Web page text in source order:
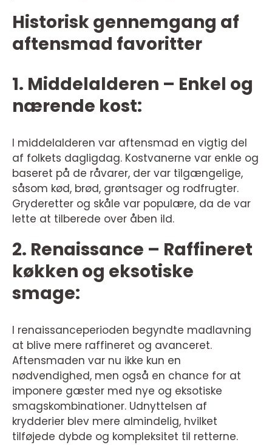
Historisk gennemgang af
aftensmad favoritter
1. Middelalderen – Enkel og
nærende kost:
I middelalderen var aftensmad en vigtig del
af folkets dagligdag. Kostvanerne var enkle og
baseret på de råvarer, der var tilgængelige,
såsom kød, brød, grøntsager og rodfrugter.
Gryderetter og skåle var populære, da de var
lette at tilberede over åben ild.
2. Renaissance – Raffineret
køkken og eksotiske
smage:
I renaissanceperioden begyndte madlavning
at blive mere raffineret og avanceret.
Aftensmaden var nu ikke kun en
nødvendighed, men også en chance for at
imponere gæster med nye og eksotiske
smagskombinationer. Udnyttelsen af
krydderier blev mere almindelig, hvilket
tilføjede dybde og kompleksitet til retterne.